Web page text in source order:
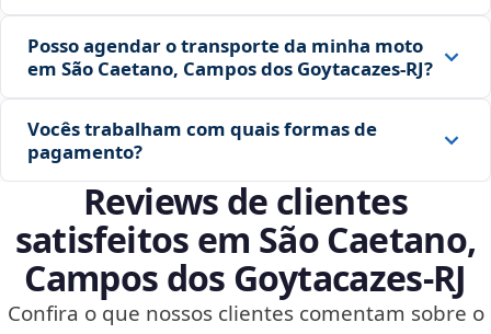
Posso agendar o transporte da minha moto
em São Caetano, Campos dos Goytacazes‑RJ?
Vocês trabalham com quais formas de
pagamento?
Reviews de clientes
satisfeitos em São Caetano,
Campos dos Goytacazes‑RJ
Confira o que nossos clientes comentam sobre o